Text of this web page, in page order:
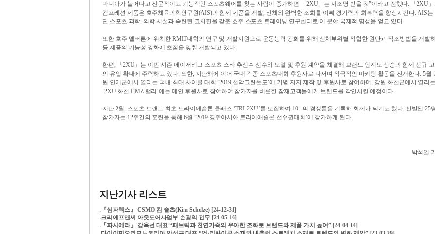
마니아가 늘어나고 전문적이고 기능적인 스포츠웨어를 찾는 사람이 증가하면 「2XU」는 재조명 받을 것”이라고 전했다. 「2XU
컴프레션 제품은 호주체육과학연구원(AIS)과 함께 제품을 개발, 신체와 완벽한 조화를 이뤄 경기력과 회복력을 향상시킨다. AIS는
단 스포츠 과학, 의학 시설과 숙련된 코치진을 갖춘 호주 스포츠 트레이닝 연구센터로 이 분야 국제적 명성을 얻고 있다.
또한 호주 멜버른에 위치한 RMIT대학의 연구 및 개발지원으로 운동능력 강화를 위해 신체부위별 적합한 원단과 직조방법을 개발
등 제품의 기능성 강화에 초점을 맞춰 개발되고 있다.
한편, 「2XU」는 이번 시즌 메이저리그 스포츠 스타 추신수 선수와 모델 및 후원 계약을 체결해 브랜드 인지도 상승과 함께 신규
의 유입 확대에 주력하고 있다. 또한, 지난해에 이어 국내 각종 스포츠대회 후원사로 나서며 적극적인 마케팅 활동을 전개한다. 5월
원 인제군에서 열리는 국내 최대 사이클 대회 ‘2019 설악그란폰도’에 기념 저지 제작 및 후원사로 참여하며, 강원 화천군에서 열리는
‘2XU 화천 DMZ 랠리’에는 메인 후원사로 참여하여 참가자를 비롯한 잠재고객들에게 브랜드를 각인시킬 예정이다.
지난 2월, 스포츠 브랜드 최초 트라이애슬론 클래스 ‘TRI-2XU’를 모집하여 10:1의 경쟁률을 기록해 화제가 되기도 했다. 선발된 25
참가자는 12주간의 훈련을 통해 6월 ‘2019 경주아시아 트라이애슬론 선수권대회’에 참가하게 된다.
박석일
지난기사 리스트
. 『심파텍스』 CSMO 킴 슐츠(Kim Scholze) [24-12-31]
.크리에프앤씨 아웃도어사업부 손광익 전무 [24-05-16]
. 「파시에라」 강옥선 대표 “패브릭과 천연가죽의 우아한 조화로 브랜드와 제품 가치 높여” [24-04-14]